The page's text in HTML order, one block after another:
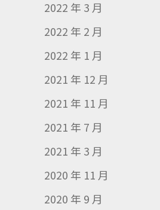
2022 年 3 月
2022 年 2 月
2022 年 1 月
2021 年 12 月
2021 年 11 月
2021 年 7 月
2021 年 3 月
2020 年 11 月
2020 年 9 月